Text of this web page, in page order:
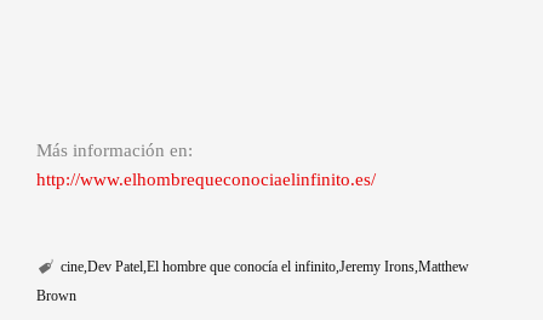
Más información en:
http://www.elhombrequeconociaelinfinito.es/
cine Dev Patel El hombre que conocía el infinito Jeremy Irons Matthew
Brown